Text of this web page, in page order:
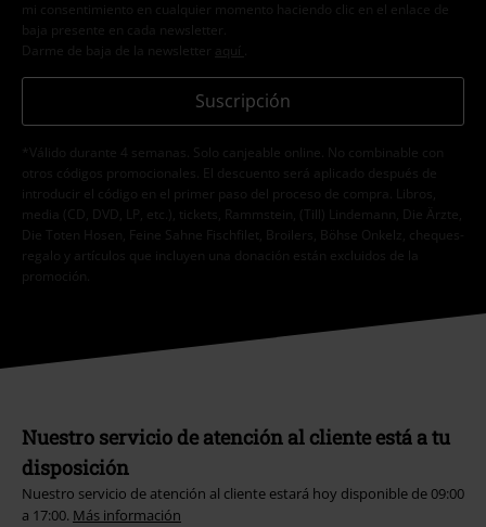
mi consentimiento en cualquier momento haciendo clic en el enlace de
baja presente en cada newsletter.
Darme de baja de la newsletter
aquí
Suscripción
*Válido durante 4 semanas. Solo canjeable online. No combinable con
otros códigos promocionales. El descuento será aplicado después de
introducir el código en el primer paso del proceso de compra. Libros,
media (CD, DVD, LP, etc.), tickets, Rammstein, (Till) Lindemann, Die Ärzte,
Die Toten Hosen, Feine Sahne Fischfilet, Broilers, Böhse Onkelz, cheques-
regalo y artículos que incluyen una donación están excluidos de la
promoción.
Nuestro servicio de atención al cliente está a tu
disposición
Nuestro servicio de atención al cliente estará hoy disponible de 09:00
a 17:00. Más información